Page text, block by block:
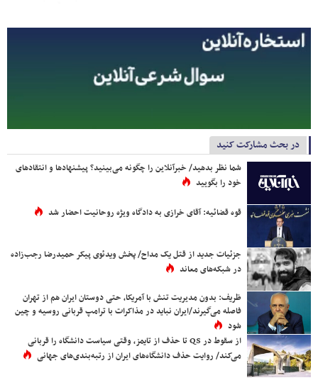
در بحث مشارکت کنید
شما نظر بدهید/ خبرآنلاین را چگونه می‌بینید؟ پیشنهادها و انتقادهای
خود را بگویید
قوه قضائیه: آقای خرازی به دادگاه ویژه روحانیت احضار شد
جزئیات جدید از قتل یک مداح/ پخش ویدئوی پیکر حمیدرضا رجب‌زاده
در شبکه‌های معاند
ظریف: بدون مدیریت تنش با آمریکا، حتی دوستان ایران هم از تهران
فاصله می‌گیرند/ایران نباید در مذاکرات با ترامپ قربانی روسیه و چین
شود
از سقوط در QS تا حذف از تایمز، وقتی سیاست دانشگاه را قربانی
می‌کند/ روایت حذف دانشگاه‌های ایران از رتبه‌بندی‌های جهانی